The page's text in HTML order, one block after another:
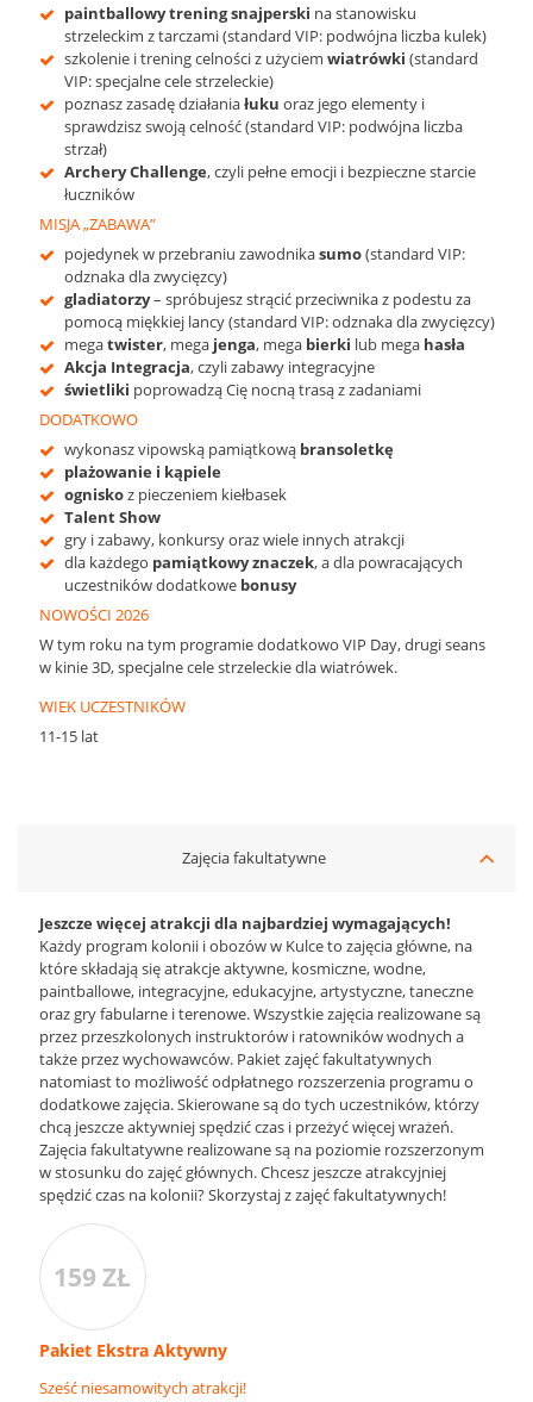
paintballowy trening snajperski na stanowisku
strzeleckim z tarczami (standard VIP: podwójna liczba kulek)
szkolenie i trening celności z użyciem wiatrówki (standard
VIP: specjalne cele strzeleckie)
poznasz zasadę działaniałuku oraz jego elementy i
sprawdzisz swoją celność (standard VIP: podwójna liczba
strzał)
ArcheryChallenge, czyli pełne emocji i bezpieczne starcie
łuczników
MISJA „ZABAWA”
pojedynek w przebraniu zawodnikasumo(standard VIP:
odznaka dla zwycięzcy)
gladiatorzy– spróbujesz strącić przeciwnika z podestu za
pomocą miękkiej lancy (standard VIP: odznaka dla zwycięzcy)
megatwister, mega jenga, mega bierki lub mega hasła
Akcja Integracja, czyli zabawy integracyjne
świetliki poprowadzą Cię nocną trasą z zadaniami
DODATKOWO
wykonasz vipowską pamiątkową bransoletkę
plażowanie i kąpiele
ogniskoz pieczeniem kiełbasek
Talent Show
gry i zabawy, konkursy oraz wiele innych atrakcji
dla każdego pamiątkowy znaczek, a dla powracających
uczestników dodatkowe bonusy
NOWOŚCI 2026
W tym roku na tym programie dodatkowo VIP Day, drugi seans
w kinie 3D, specjalne cele strzeleckie dla wiatrówek.
WIEK UCZESTNIKÓW
11-15 lat
Zajęcia fakultatywne
Jeszcze więcej atrakcji dla najbardziej wymagających!
Każdy program kolonii i obozów w Kulce to zajęcia główne, na
które składają się atrakcje aktywne, kosmiczne, wodne,
paintballowe, integracyjne, edukacyjne, artystyczne, taneczne
oraz gry fabularne i terenowe. Wszystkie zajęcia realizowane są
przez przeszkolonych instruktorów i ratowników wodnych a
także przez wychowawców. Pakiet zajęć fakultatywnych
natomiast to możliwość odpłatnego rozszerzenia programu o
dodatkowe zajęcia. Skierowane są do tych uczestników, którzy
chcą jeszcze aktywniej spędzić czas i przeżyć więcej wrażeń.
Zajęcia fakultatywne realizowane są na poziomie rozszerzonym
w stosunku do zajęć głównych. Chcesz jeszcze atrakcyjniej
spędzić czas na kolonii? Skorzystaj z zajęć fakultatywnych!
159 ZŁ
Pakiet Ekstra Aktywny
Sześć niesamowitych atrakcji!